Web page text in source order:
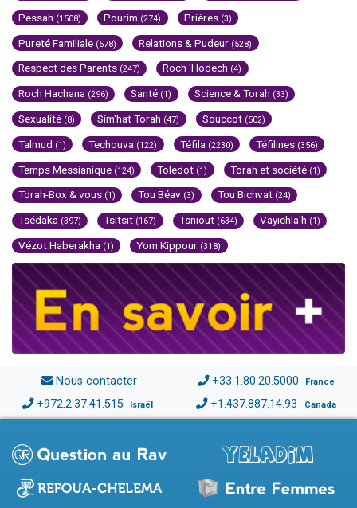
Pessah (1508) Pourim (274) Prières (3)
Pureté Familiale (578) Relations & Pudeur (528)
Respect des Parents (247) Roch 'Hodech (4)
Roch Hachana (296) Santé (1) Science & Torah (33)
Sexualité (8) Sim'hat Torah (47) Souccot (502)
Talmud (1) Techouva (122) Téfila (2230) Téfilines (356)
Temps Messianique (124) Toledot (1) Torah et société (1)
Torah-Box & vous (1) Tou Béav (3) Tou Bichvat (24)
Tsédaka (397) Tsitsit (167) Tsniout (634) Vayichla'h (1)
Vézot Haberakha (1) Yom Kippour (318)
Nous contacter +33.1.80.20.5000 France
+972.2.37.41.515 Israël +1.437.887.14.93 Canada